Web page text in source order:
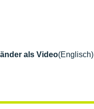
als Video(Englisch)